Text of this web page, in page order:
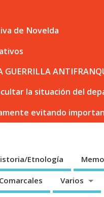
de Novelda
GUERRILLA
la situación del
evitando
Etnología
Varios